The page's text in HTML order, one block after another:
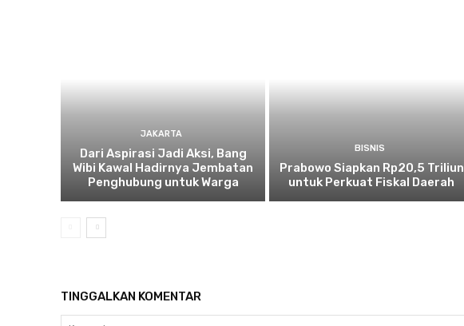
JAKARTA
Dari Aspirasi Jadi Aksi, Bang
Wibi Kawal Hadirnya Jembatan
Penghubung untuk Warga
BISNIS
Prabowo Siapkan Rp20,5 Triliun
untuk Perkuat Fiskal Daerah
TINGGALKAN KOMENTAR